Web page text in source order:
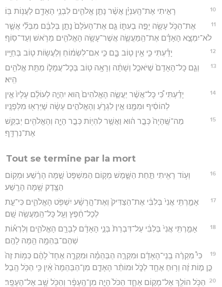
10 רָאִ֣יתִי אֶת־הָֽעִנְיָ֗ן אֲשֶׁ֨ר נָתַ֧ן אֱלֹהִ֛ים לִבְנֵ֥י הָאָדָ֖ם לַעֲנ֥וֹת בּֽוֹ׃
11
אֶת־הַכֹּ֥ל עָשָׂ֖ה יָפֶ֣ה בְעִתּ֑וֹ גַּ֤ם אֶת־הָעֹלָם֙ נָתַ֣ן בְּלִבָּ֔ם מִבְּלִ֞י אֲשֶׁ֧ר
לֹא־יִמְצָ֣א הָאָדָ֗ם אֶת־הַֽמַּעֲשֶׂ֛ה אֲשֶׁר־עָשָׂ֥ה הָאֱלֹהִ֖ים מֵרֹ֥אשׁ וְעַד־סֽוֹף׃
12 יָדַ֕עְתִּי כִּ֛י אֵ֥ין ט֖וֹב בָּ֑ם כִּ֣י אִם־לִשְׂמ֔וֹחַ וְלַעֲשׂ֥וֹת ט֖וֹב בְּחַיָּֽיו׃
13
וְגַ֤ם כָּל־הָאָדָם֙ שֶׁיֹּאכַ֣ל וְשָׁתָ֔ה וְרָאָ֥ה ט֖וֹב בְּכָל־עֲמָל֑וֹ מַתַּ֥ת אֱלֹהִ֖ים
הִֽיא׃
14
יָדַ֗עְתִּי כִּ֠י כָּל־אֲשֶׁ֨ר יַעֲשֶׂ֤ה הָאֱלֹהִים֙ ה֚וּא יִהְיֶ֣ה לְעוֹלָ֔ם עָלָיו֙ אֵ֣ין
לְהוֹסִ֔יף וּמִמֶּ֖נּוּ אֵ֣ין לִגְרֹ֑עַ וְהָאֱלֹהִ֣ים עָשָׂ֔ה שֶׁיִּֽרְא֖וּ מִלְּפָנָֽיו׃
15
מַה־שֶּֽׁהָיָה֙ כְּבָ֣ר ה֔וּא וַאֲשֶׁ֥ר לִהְי֖וֹת כְּבָ֣ר הָיָ֑ה וְהָאֱלֹהִ֖ים יְבַקֵּ֥שׁ
אֶת־נִרְדָּֽף׃
Tout se termine par la mort
16
וְע֥וֹד רָאִ֖יתִי תַּ֣חַת הַשָּׁ֑מֶשׁ מְק֤וֹם הַמִּשְׁפָּט֙ שָׁ֣מָּה הָרֶ֔שַׁע וּמְק֥וֹם
הַצֶּ֖דֶק שָׁ֥מָּה הָרָֽשַׁע׃
17
אָמַ֤רְתִּֽי אֲנִי֙ בְּלִבִּ֔י אֶת־הַצַּדִּיק֙ וְאֶת־הָ֣רָשָׁ֔ע יִשְׁפֹּ֖ט הָאֱלֹהִ֑ים כִּי־עֵ֣ת
לְכָל־חֵ֔פֶץ וְעַ֥ל כָּל־הַֽמַּעֲשֶׂ֖ה שָֽׁם׃
18
אָמַ֤רְתִּֽי אֲנִי֙ בְּלִבִּ֔י עַל־דִּבְרַת֙ בְּנֵ֣י הָאָדָ֔ם לְבָרָ֖ם הָאֱלֹהִ֑ים וְלִרְא֕וֹת
שְׁהֶם־בְּהֵמָ֥ה הֵ֖מָּה לָהֶֽם׃
19
כִּי֩ מִקְרֶ֨ה בְֽנֵי־הָאָדָ֜ם וּמִקְרֶ֣ה הַבְּהֵמָ֗ה וּמִקְרֶ֤ה אֶחָד֙ לָהֶ֔ם כְּמ֥וֹת זֶה֙
כֵּ֣ן מ֣וֹת זֶ֔ה וְר֥וּחַ אֶחָ֖ד לַכֹּ֑ל וּמוֹתַ֨ר הָאָדָ֤ם מִן־הַבְּהֵמָה֙ אָ֔יִן כִּ֥י הַכֹּ֖ל הָֽבֶל׃
20 הַכֹּ֥ל הוֹלֵ֖ךְ אֶל־מָק֣וֹם אֶחָ֑ד הַכֹּל֙ הָיָ֣ה מִן־הֶֽעָפָ֔ר וְהַכֹּ֖ל שָׁ֥ב אֶל־הֶעָפָֽר׃